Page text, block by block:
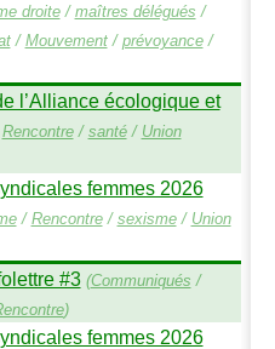
droite/ maîtres délégués /
/ Mouvement/ prévoyance/
l’Alliance écologique et
Rencontre/ santé/ Union
femmes 2026
/ Rencontre/ sexisme/ Union
#3 (Communiqués /
)
femmes 2026